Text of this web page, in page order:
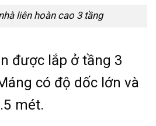
liên hoàn cao 3 tầng
được lắp ở tầng 3
có độ dốc lớn và
mét.